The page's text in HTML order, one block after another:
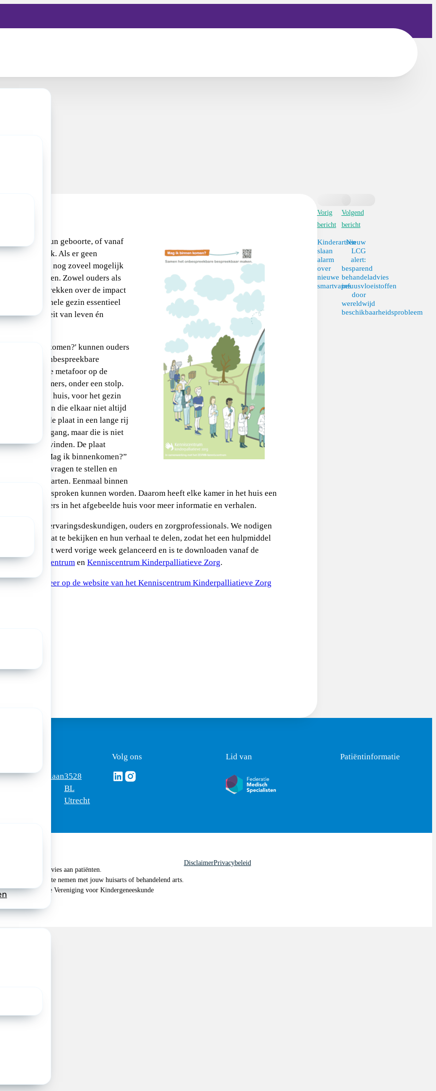
zijn al vanaf hun geboorte, of vanaf
ziek. Als er geen
er vaak alleen nog zoveel mogelijk
geboden. Zowel ouders als
aan dat gesprekken over de impact
kind op het hele gezin essentieel
voor kwaliteit van leven én
ik binnenkomen?' kunnen ouders
samen het onbespreekbare
De gebruikte metafoor op de
met vele kamers, onder een stolp.
een gewoon huis, voor het gezin
werelden die elkaar niet altijd
staan op de plaat in een lange rij
naar een ingang, maar die is niet
te vinden. De plaat
te vragen: “Mag ik binnenkomen?”
te gaan, vragen te stellen en
toch aan te kaarten. Eenmaal binnen
die besproken kunnen worden. Daarom heeft elke kamer in het huis een
op de kamers in het afgebeelde huis voor meer informatie en verhalen.
door ervaringsdeskundigen, ouders en zorgprofessionals. We nodigen
uit de plaat te bekijken en hun verhaal te delen, zodat het een hulpmiddel
De praatplaat werd vorige week gelanceerd en is te downloaden vanaf de
kenniscentrum en Kenniscentrum Kinderpalliatieve Zorg.
en lees meer op de website van het Kenniscentrum Kinderpalliatieve Zorg
Vorig
bericht
Kinderartsen
slaan
alarm
over
nieuwe
smartvapes
Volgend
bericht
Nieuw
LCG
alert:
besparend
behandeladvies
infuusvloeistoffen
door
wereldwijd
beschikbaarheidsprobleem
Mercatorlaan3528
BL
Utrecht
Volg ons
Volg ons via Linkedin
Volg ons via Instagram
Lid van Patiëntinformatie
geen medisch advies aan patiënten.
je om contact op te nemen met jouw huisarts of behandelend arts.
Nederlandse Vereniging voor Kindergeneeskunde
DisclaimerPrivacybeleid